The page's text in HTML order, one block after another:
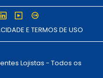
E TERMOS DE USO
Lojistas - Todos os